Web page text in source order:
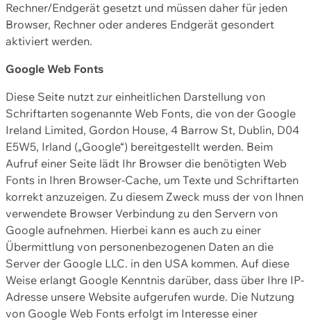
Rechner/Endgerät gesetzt und müssen daher für jeden
Browser, Rechner oder anderes Endgerät gesondert
aktiviert werden.
Google Web Fonts
Diese Seite nutzt zur einheitlichen Darstellung von
Schriftarten sogenannte Web Fonts, die von der Google
Ireland Limited, Gordon House, 4 Barrow St, Dublin, D04
E5W5, Irland („Google“) bereitgestellt werden. Beim
Aufruf einer Seite lädt Ihr Browser die benötigten Web
Fonts in Ihren Browser-Cache, um Texte und Schriftarten
korrekt anzuzeigen. Zu diesem Zweck muss der von Ihnen
verwendete Browser Verbindung zu den Servern von
Google aufnehmen. Hierbei kann es auch zu einer
Übermittlung von personenbezogenen Daten an die
Server der Google LLC. in den USA kommen. Auf diese
Weise erlangt Google Kenntnis darüber, dass über Ihre IP-
Adresse unsere Website aufgerufen wurde. Die Nutzung
von Google Web Fonts erfolgt im Interesse einer